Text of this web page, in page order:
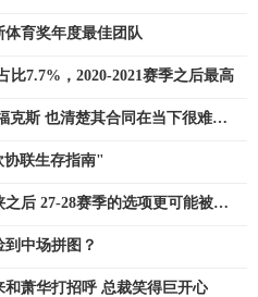
育奖年度最佳团队
比7.7%，2020-2021赛季之后最高
克斯 也清楚其合同在当下很难交
协联生存指南"
后 27-28赛季的选项更可能被执
中场拼图？
萧华打招呼 总裁笑得巨开心